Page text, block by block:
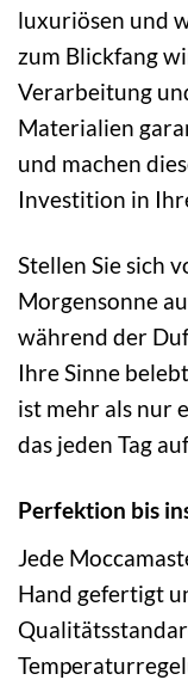
luxuriösen und
zum Blickfang
Verarbeitung
Materialien
und machen
Investition in
Stellen Sie sich
Morgensonne
während der
Ihre Sinne
ist mehr als nur
das jeden Tag
Perfektion bis
Jede
Hand gefertigt